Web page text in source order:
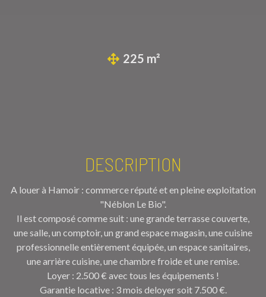
225 m²
DESCRIPTION
A louer à Hamoir : commerce réputé et en pleine exploitation
"Néblon Le Bio".
Il est composé comme suit : une grande terrasse couverte,
une salle, un comptoir, un grand espace magasin, une cuisine
professionnelle entièrement équipée, un espace sanitaires,
une arrière cuisine, une chambre froide et une remise.
Loyer : 2.500 € avec tous les équipements !
Garantie locative : 3 mois deloyer soit 7.500 €.